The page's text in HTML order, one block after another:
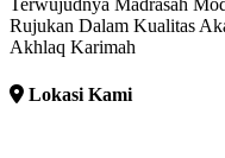
Terwujudnya Madrasah
Rujukan Dalam Kualitas
Akhlaq Karimah
Lokasi Kami